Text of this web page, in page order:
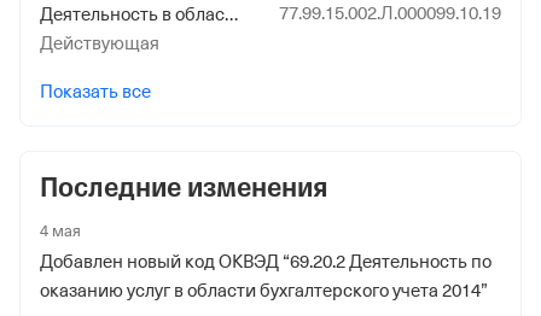
Деятельность в области использования источников ионизирующего излучения (генерирующих) (за исключением случая, если эти источники используются в медицинской деятельности)
77.99.15.002.Л.000099.10.19
Действующая
Показать все
Последние изменения
4 мая
Добавлен новый код ОКВЭД “69.20.2 Деятельность по
оказанию услуг в области бухгалтерского учета 2014”